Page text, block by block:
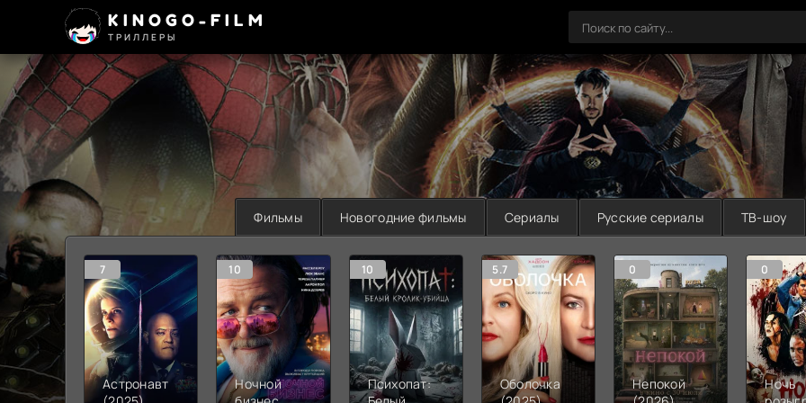
KINOGO-FILM
ТРИЛЛЕРЫ
Фильмы Новогодние фильмы Сериалы Русские сериалы ТВ-шоу
7
Астронавт
10
Ночной
10
Психопат:
5.7
Оболочка
0
Непокой
0
Ночь